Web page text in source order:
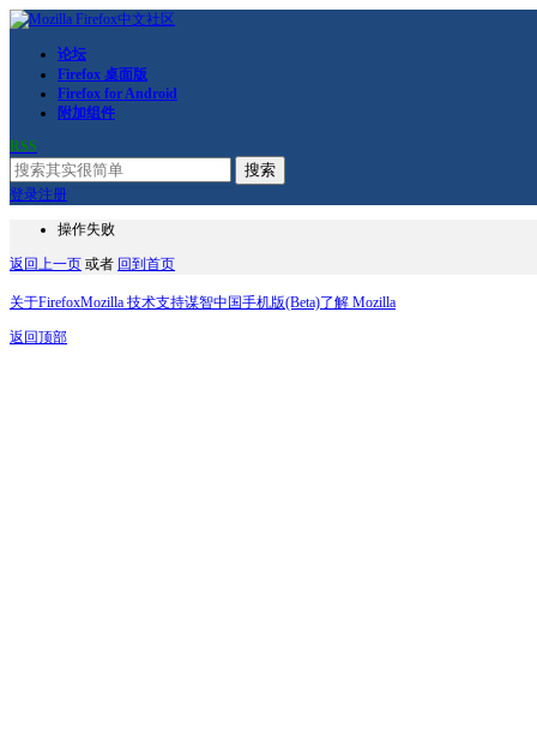
论坛
Firefox 桌面版
Firefox for Android
附加组件
RSS
搜索
登录注册
操作失败
返回上一页 或者 回到首页
关于FirefoxMozilla 技术支持谋智中国手机版(Beta)了解 Mozilla
返回顶部